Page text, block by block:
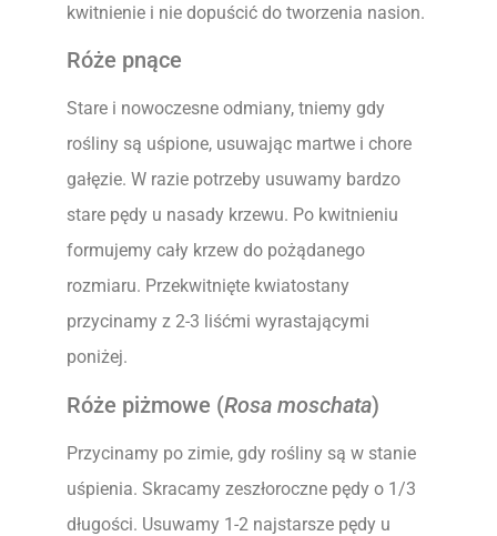
kwitnienie i nie dopuścić do tworzenia nasion.
Róże pnące
Stare i nowoczesne odmiany, tniemy gdy
rośliny są uśpione, usuwając martwe i chore
gałęzie. W razie potrzeby usuwamy bardzo
stare pędy u nasady krzewu. Po kwitnieniu
formujemy cały krzew do pożądanego
rozmiaru. Przekwitnięte kwiatostany
przycinamy z 2-3 liśćmi wyrastającymi
poniżej.
Róże piżmowe (Rosa moschata)
Przycinamy po zimie, gdy rośliny są w stanie
uśpienia. Skracamy zeszłoroczne pędy o 1/3
długości. Usuwamy 1-2 najstarsze pędy u